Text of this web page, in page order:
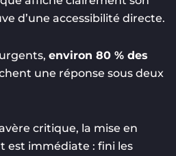
d’une accessibilité directe.
environ 80 % des
une réponse sous deux
critique, la mise en
est immédiate : fini les